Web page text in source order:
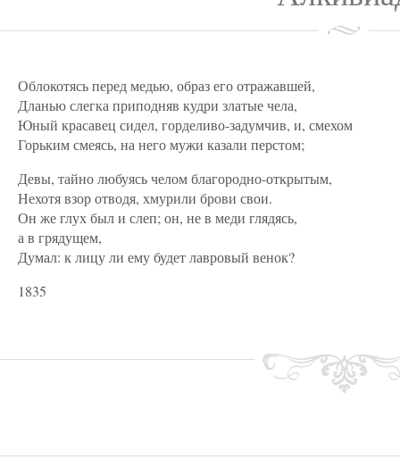
Облокотясь перед медью, образ его отражавшей,
Дланью слегка приподняв кудри златые чела,
Юный красавец сидел, горделиво-задумчив, и, смехом
Горьким смеясь, на него мужи казали перстом;
Девы, тайно любуясь челом благородно-открытым,
Нехотя взор отводя, хмурили брови свои.
Он же глух был и слеп; он, не в меди глядясь,
а в грядущем,
Думал: к лицу ли ему будет лавровый венок?
1835